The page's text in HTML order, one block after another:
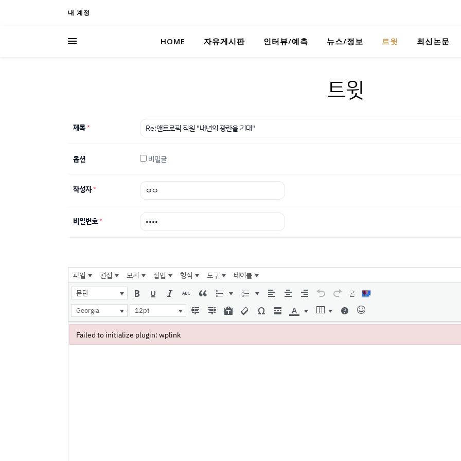
내 계정
HOME 자유게시판 인터뷰/예측 뉴스/정보 트윗 최신논문
트윗
제목*
옵션 비밀글
작성자*
비밀번호*
파일 편집 보기 삽입 형식 도구 테이블
문단 콘
Georgia 12pt
Failed to initialize plugin: wplink
Failed to initialize plugin: wplink